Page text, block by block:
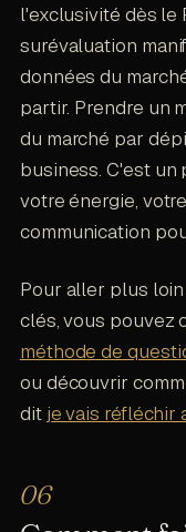
l'exclusivité dès le
surévaluation
données du
partir. Prendre un
du marché par
business. C'est un
votre énergie,
communication
Pour aller plus
clés, vous pouvez
méthode de
ou découvrir
dit je vais réfléchir